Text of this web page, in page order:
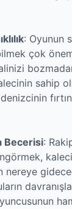
: Oyunun
çok
sahip
Becerisi:
nereye